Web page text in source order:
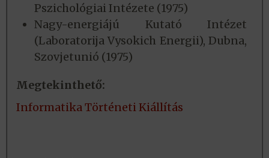
Pszichológiai Intézete (1975)
Nagy-energiájú Kutató Intézet
(Laboratorija Vysokich Energii), Dubna,
Szovjetunió (1975)
Megtekinthető:
Informatika Történeti Kiállítás